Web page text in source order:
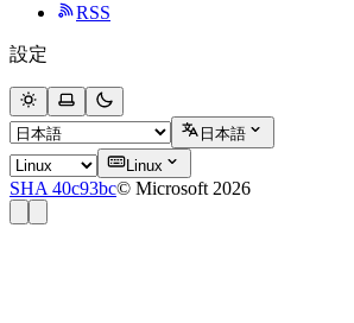
RSS
設定
日本語
Linux
SHA 40c93bc© Microsoft 2026